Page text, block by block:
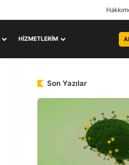
HIZMETLERIM
Son Yazılar